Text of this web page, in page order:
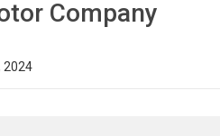
Company
2024